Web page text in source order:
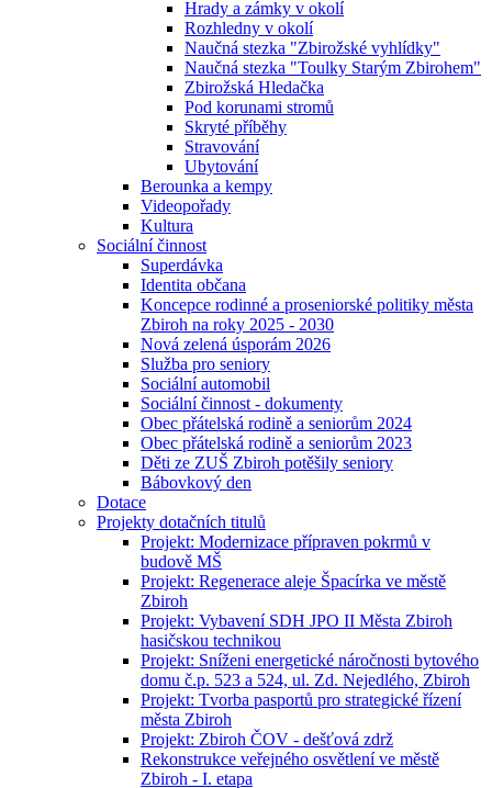
Hrady a zámky v okolí
Rozhledny v okolí
Naučná stezka "Zbirožské vyhlídky"
Naučná stezka "Toulky Starým Zbirohem"
Zbirožská Hledačka
Pod korunami stromů
Skryté příběhy
Stravování
Ubytování
Berounka a kempy
Videopořady
Kultura
Sociální činnost
Superdávka
Identita občana
Koncepce rodinné a proseniorské politiky města
Zbiroh na roky 2025 - 2030
Nová zelená úsporám 2026
Služba pro seniory
Sociální automobil
Sociální činnost - dokumenty
Obec přátelská rodině a seniorům 2024
Obec přátelská rodině a seniorům 2023
Děti ze ZUŠ Zbiroh potěšily seniory
Bábovkový den
Dotace
Projekty dotačních titulů
Projekt: Modernizace přípraven pokrmů v
budově MŠ
Projekt: Regenerace aleje Špacírka ve městě
Zbiroh
Projekt: Vybavení SDH JPO II Města Zbiroh
hasičskou technikou
Projekt: Sníženi energetické náročnosti bytového
domu č.p. 523 a 524, ul. Zd. Nejedlého, Zbiroh
Projekt: Tvorba pasportů pro strategické řízení
města Zbiroh
Projekt: Zbiroh ČOV - dešťová zdrž
Rekonstrukce veřejného osvětlení ve městě
Zbiroh - I. etapa